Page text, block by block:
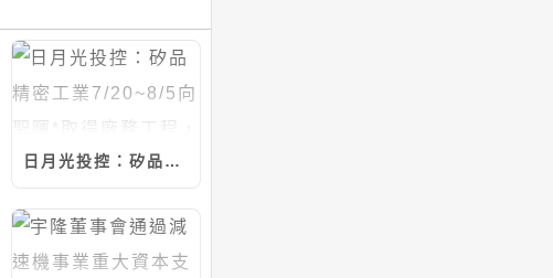
日月光投控：矽品精密工業7/20~8/5向聖暉*取得廠務工程，計約20.46億元